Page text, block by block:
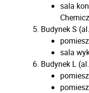
sala
Budynek S
sala
Budynek L